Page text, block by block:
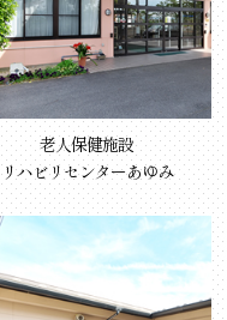
老人保健施設
リハビリセンターあゆみ